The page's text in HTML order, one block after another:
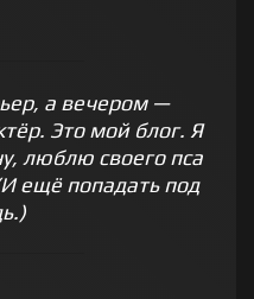
а вечером —
Это мой блог. Я
люблю своего пса
ещё попадать под